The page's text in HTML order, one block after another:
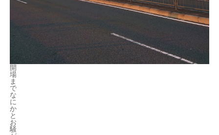
開
場
ま
で
な
に
か
と
お
騒